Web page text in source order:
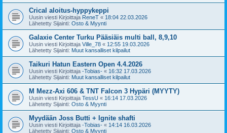
Crical aloitus-hyppykeppi
Uusin viesti Kirjoittaja ReneT « 18:04 22.03.2026
Lähetetty Sijainti: Osto & Myynti
Galaxie Center Turku Pääsiäis multi ball, 8,9,10
Uusin viesti Kirjoittaja Ville_78 « 12:55 19.03.2026
Lähetetty Sijainti: Muut kansalliset kilpailut
Taikuri Hatun Eastern Open 4.4.2026
Uusin viesti Kirjoittaja -Tobias- « 16:32 17.03.2026
Lähetetty Sijainti: Muut kansalliset kilpailut
M Mezz-Axi 606 & TNT Falcon 3 Hypäri (MYYTY)
Uusin viesti Kirjoittaja TessU « 16:14 17.03.2026
Lähetetty Sijainti: Osto & Myynti
Myydään Joss Butti + Ignite shafti
Uusin viesti Kirjoittaja -Tobias- « 14:14 16.03.2026
Lähetetty Sijainti: Osto & Myynti